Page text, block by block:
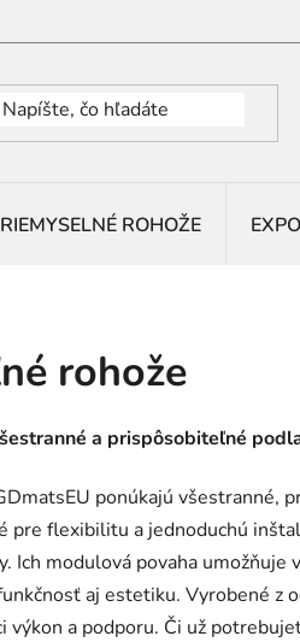
ROHOŽE
rohože
a prispôsobiteľné
ponúkajú všestranné,
pre flexibilitu a jednoduchú
Ich modulová povaha
aj estetiku. Vyrobené z
výkon a podporu. Či už